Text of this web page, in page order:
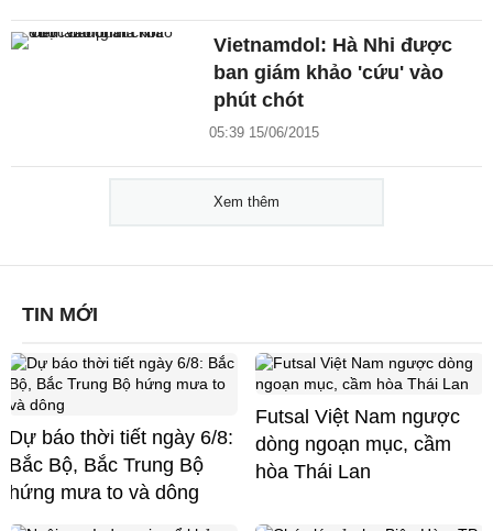
Vietnamdol: Hà Nhi được
ban giám khảo 'cứu' vào
phút chót
05:39 15/06/2015
Xem thêm
TIN MỚI
Dự báo thời tiết ngày 6/8:
Bắc Bộ, Bắc Trung Bộ
hứng mưa to và dông
Futsal Việt Nam ngược
dòng ngoạn mục, cầm
hòa Thái Lan